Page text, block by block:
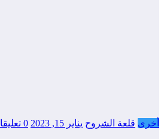
أخرى قلعة الشروح يناير 15, 2023 0 تعليقات